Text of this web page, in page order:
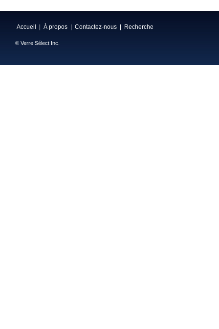
Accueil À propos Contactez-nous Recherche
© Verre Sélect Inc.